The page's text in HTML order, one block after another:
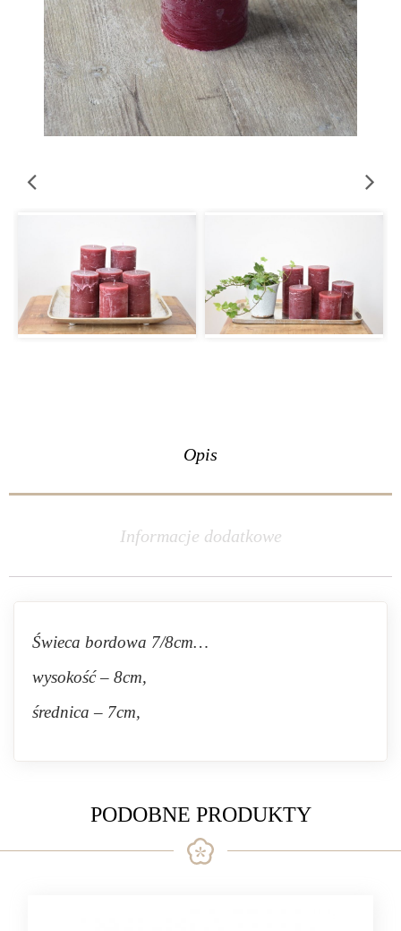
Opis
Informacje dodatkowe
Świeca bordowa 7/8cm…
wysokość – 8cm,
średnica – 7cm,
PODOBNE PRODUKTY